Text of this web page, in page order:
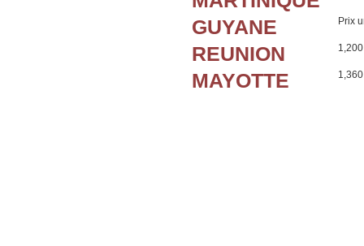
GUYANE
Prix
REUNION 1,200
MAYOTTE 1,360